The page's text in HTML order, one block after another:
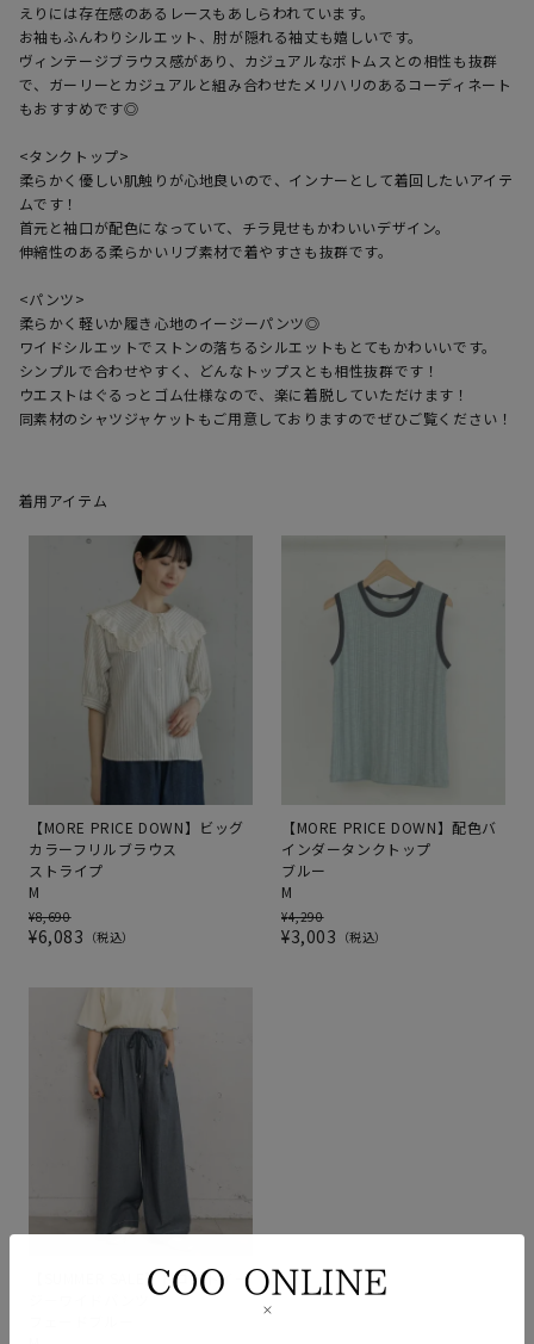
えりには存在感のあるレースもあしらわれています。
お袖もふんわりシルエット、肘が隠れる袖丈も嬉しいです。
ヴィンテージブラウス感があり、カジュアルなボトムスとの相性も抜群
で、ガーリーとカジュアルと組み合わせたメリハリのあるコーディネート
もおすすめです◎
<タンクトップ>
柔らかく優しい肌触りが心地良いので、インナーとして着回したいアイテ
ムです！
首元と袖口が配色になっていて、チラ見せもかわいいデザイン。
伸縮性のある柔らかいリブ素材で着やすさも抜群です。
<パンツ>
柔らかく軽いか履き心地のイージーパンツ◎
ワイドシルエットでストンの落ちるシルエットもとてもかわいいです。
シンプルで合わせやすく、どんなトップスとも相性抜群です！
ウエストはぐるっとゴム仕様なので、楽に着脱していただけます！
同素材のシャツジャケットもご用意しておりますのでぜひご覧ください！
着用アイテム
【MORE PRICE DOWN】ビッグ
カラーフリルブラウス
ストライプ
M
¥8,690
¥6,083 税込
【MORE PRICE DOWN】配色バ
インダータンクトップ
ブルー
M
¥4,290
¥3,003 税込
【SUMMER SALE】ドロストイー